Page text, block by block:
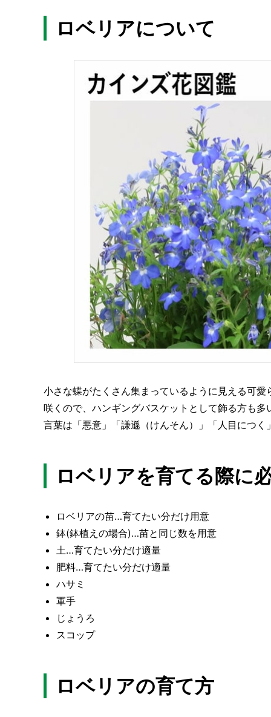
ロベリアについて
小さな蝶がたくさん集まっているように見える可
咲くので、ハンギングバスケットとして飾る方も
言葉は「悪意」「謙遜（けんそん）」「人目につく
ロベリアを育てる際に
ロベリアの苗…育てたい分だけ用意
鉢(鉢植えの場合)…苗と同じ数を用意
土…育てたい分だけ適量
肥料…育てたい分だけ適量
ハサミ
軍手
じょうろ
スコップ
ロベリアの育て方